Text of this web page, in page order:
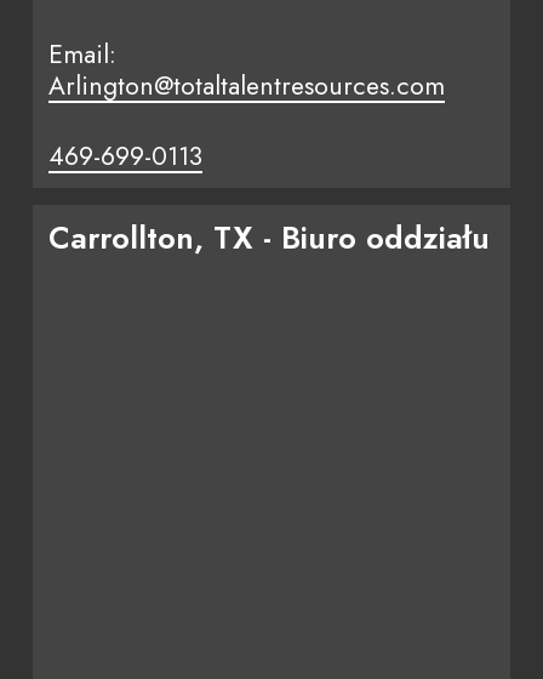
Email:
Arlington@totaltalentresources.com
469-699-0113
Carrollton, TX - Biuro oddziału